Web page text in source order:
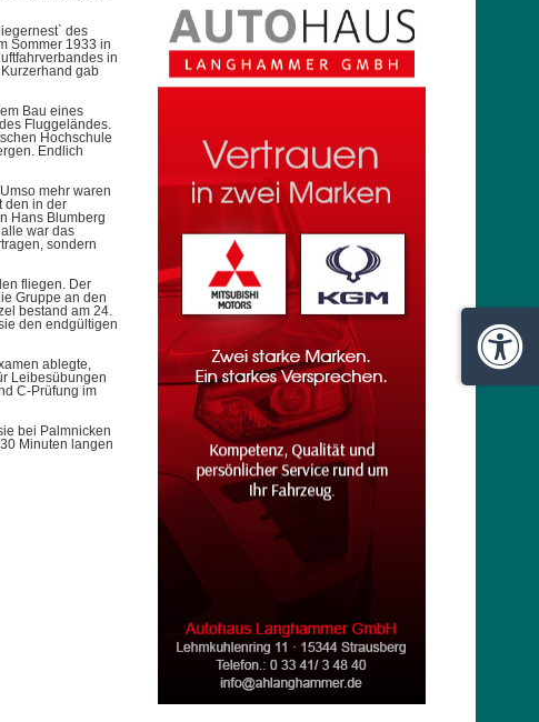
des
Sommer 1933 in
in
gab
Bau eines
Fluggeländes.
Hochschule
Endlich
mehr waren
den in der
Hans Blumberg
war das
sondern
fliegen. Der
Gruppe an den
bestand am 24.
den endgültigen
ablegte,
Leibesübungen
C-Prüfung im
bei Palmnicken
Minuten langen